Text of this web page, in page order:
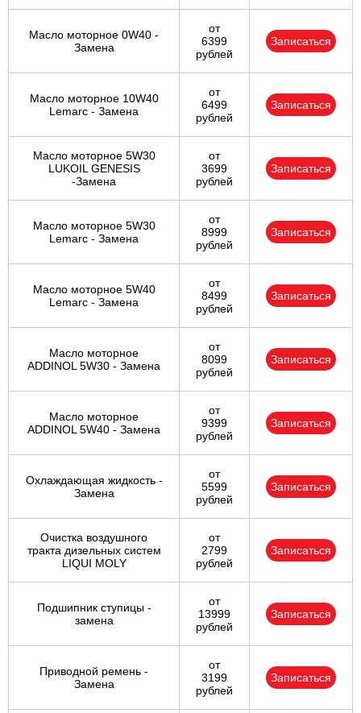
Масло моторное 0W40 -
Замена
от
6399
рублей
Записаться
Масло моторное 10W40
Lemarc - Замена
от
6499
рублей
Записаться
Масло моторное 5W30
LUKOIL GENESIS
-Замена
от
3699
рублей
Записаться
Масло моторное 5W30
Lemarc - Замена
от
8999
рублей
Записаться
Масло моторное 5W40
Lemarc - Замена
от
8499
рублей
Записаться
Масло моторное
ADDINOL 5W30 - Замена
от
8099
рублей
Записаться
Масло моторное
ADDINOL 5W40 - Замена
от
9399
рублей
Записаться
Охлаждающая жидкость -
Замена
от
5599
рублей
Записаться
Очистка воздушного
тракта дизельных систем
LIQUI MOLY
от
2799
рублей
Записаться
Подшипник ступицы -
замена
от
13999
рублей
Записаться
Приводной ремень -
Замена
от
3199
рублей
Записаться